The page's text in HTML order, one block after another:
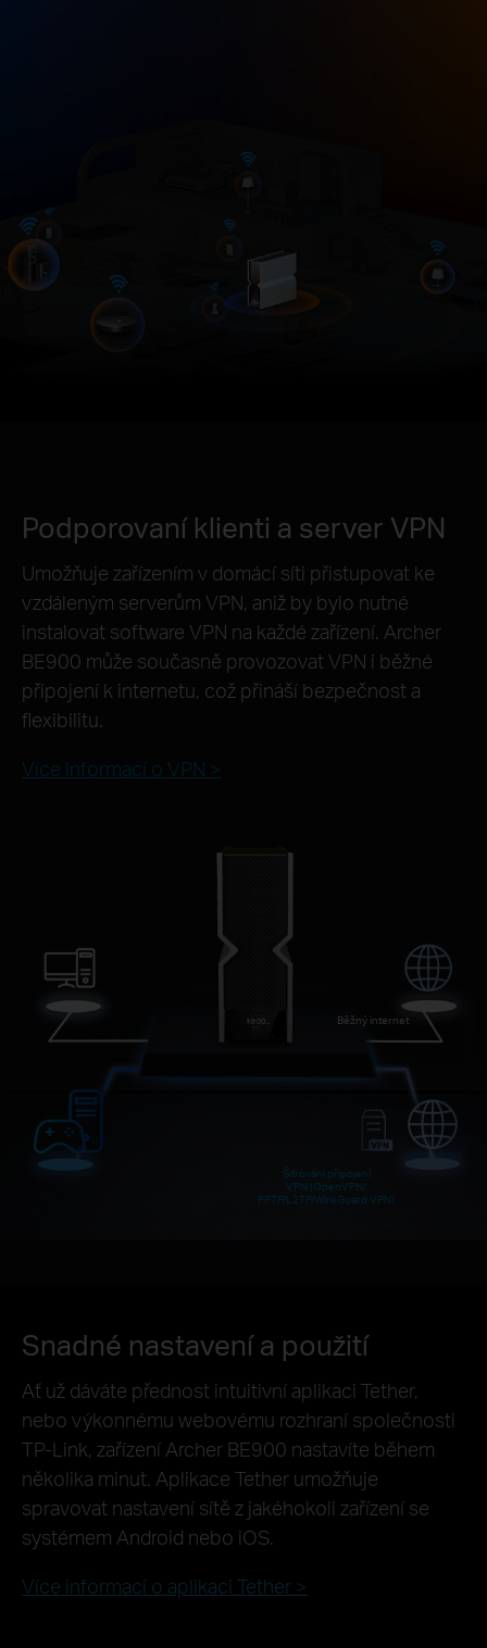
Podporovaní klienti a server VPN
Umožňuje zařízením v domácí síti přistupovat ke
vzdáleným serverům VPN, aniž by bylo nutné
instalovat software VPN na každé zařízení. Archer
BE900 může současně provozovat VPN i běžné
připojení k internetu, což přináší bezpečnost a
flexibilitu.
Více informací o VPN >
Běžný internet
Šifrování připojení
VPN (OpenVPN/
PPTP/L2TP/WireGuard VPN)
Snadné nastavení a použití
Ať už dáváte přednost intuitivní aplikaci Tether,
nebo výkonnému webovému rozhraní společnosti
TP-Link, zařízení Archer BE900 nastavíte během
několika minut. Aplikace Tether umožňuje
spravovat nastavení sítě z jakéhokoli zařízení se
systémem Android nebo iOS.
Více informací o aplikaci Tether >